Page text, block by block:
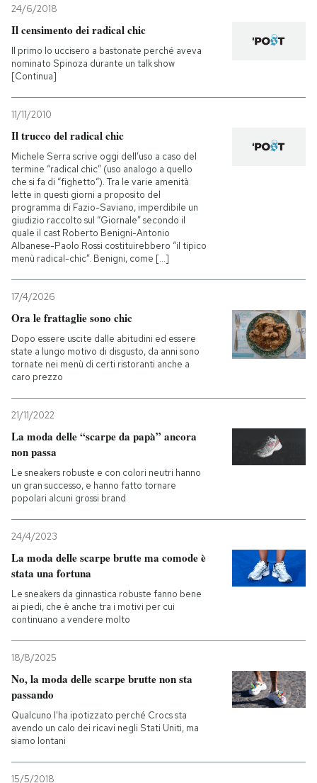
24/6/2018
Il censimento dei radical chic
Il primo lo uccisero a bastonate perché aveva
nominato Spinoza durante un talk show
[Continua]
11/11/2010
Il trucco del radical chic
Michele Serra scrive oggi dell’uso a caso del
termine “radical chic” (uso analogo a quello
che si fa di “fighetto“). Tra le varie amenità
lette in questi giorni a proposito del
programma di Fazio-Saviano, imperdibile un
giudizio raccolto sul “Giornale” secondo il
quale il cast Roberto Benigni-Antonio
Albanese-Paolo Rossi costituirebbero “il tipico
menù radical-chic”. Benigni, come [...]
17/4/2026
Ora le frattaglie sono chic
Dopo essere uscite dalle abitudini ed essere
state a lungo motivo di disgusto, da anni sono
tornate nei menù di certi ristoranti anche a
caro prezzo
21/11/2022
La moda delle “scarpe da papà” ancora
non passa
Le sneakers robuste e con colori neutri hanno
un gran successo, e hanno fatto tornare
popolari alcuni grossi brand
24/4/2023
La moda delle scarpe brutte ma comode è
stata una fortuna
Le sneakers da ginnastica robuste fanno bene
ai piedi, che è anche tra i motivi per cui
continuano a vendere molto
18/8/2025
No, la moda delle scarpe brutte non sta
passando
Qualcuno l'ha ipotizzato perché Crocs sta
avendo un calo dei ricavi negli Stati Uniti, ma
siamo lontani
15/5/2018